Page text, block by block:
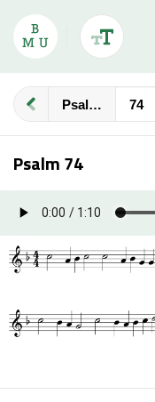
Psalmberijming
Psalm 74